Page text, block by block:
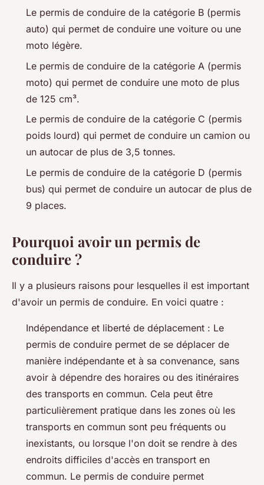
Le permis de conduire de la catégorie B (permis
auto) qui permet de conduire une voiture ou une
moto légère.
Le permis de conduire de la catégorie A (permis
moto) qui permet de conduire une moto de plus
de 125 cm³.
Le permis de conduire de la catégorie C (permis
poids lourd) qui permet de conduire un camion ou
un autocar de plus de 3,5 tonnes.
Le permis de conduire de la catégorie D (permis
bus) qui permet de conduire un autocar de plus de
9 places.
Pourquoi avoir un permis de
conduire ?
Il y a plusieurs raisons pour lesquelles il est important
d'avoir un permis de conduire. En voici quatre :
Indépendance et liberté de déplacement : Le
permis de conduire permet de se déplacer de
manière indépendante et à sa convenance, sans
avoir à dépendre des horaires ou des itinéraires
des transports en commun. Cela peut être
particulièrement pratique dans les zones où les
transports en commun sont peu fréquents ou
inexistants, ou lorsque l'on doit se rendre à des
endroits difficiles d'accès en transport en
commun. Le permis de conduire permet